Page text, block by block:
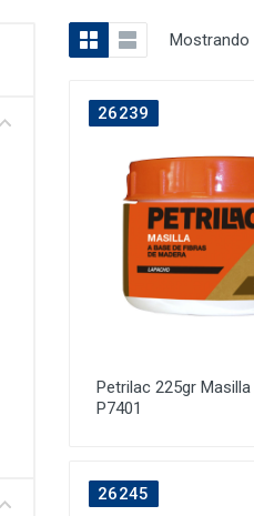
26239
Petrilac 225gr
P7401
26245